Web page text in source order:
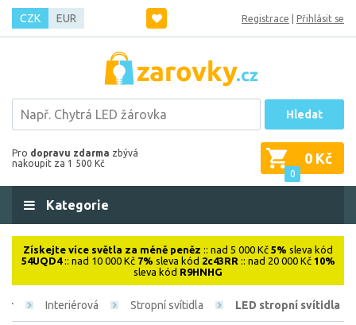
CZK EUR Registrace Přihlásit se
Hledat
Pro dopravu zdarma zbývá
nakoupit za 1 500 Kč
0
0 Kč
Kategorie
Získejte více světla za méně peněz :: nad 5 000 Kč 5% sleva kód
54UQD4:: nad 10 000 Kč 7% sleva kód 2c43RR :: nad 20 000 Kč 10%
sleva kód R9HNHG
Interiérová Stropní svítidla LED stropní svítidla